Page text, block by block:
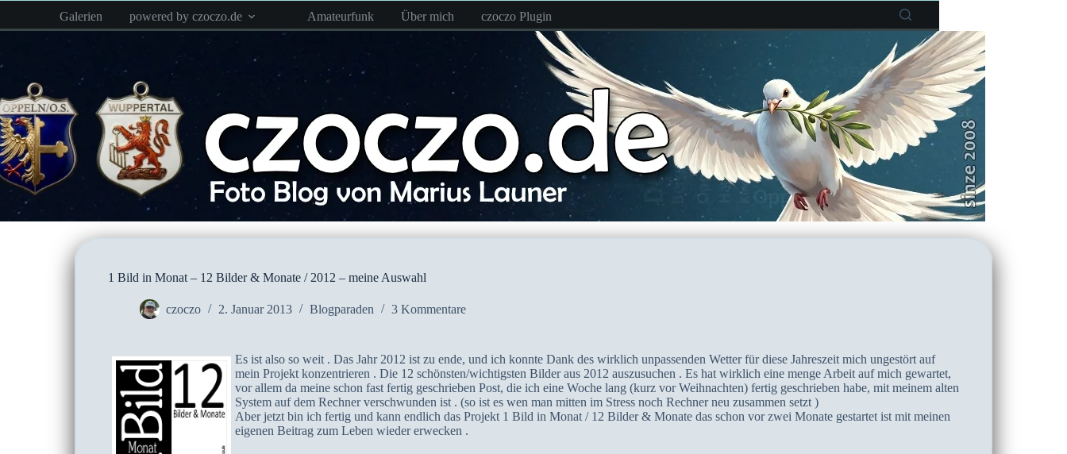
springen
Galerien powered by czoczo.de Amateurfunk Über mich czoczo Plugin
1 Bild in Monat – 12 Bilder & Monate / 2012 – meine Auswahl
czoczo 2. Januar 2013 Blogparaden 3 Kommentare
Es ist also so weit . Das Jahr 2012 ist zu ende, und ich konnte Dank des wirklich unpassenden Wetter für diese Jahreszeit mich ungestört auf
mein Projekt konzentrieren . Die 12 schönsten/wichtigsten Bilder aus 2012 auszusuchen . Es hat wirklich eine menge Arbeit auf mich gewartet,
vor allem da meine schon fast fertig geschrieben Post, die ich eine Woche lang (kurz vor Weihnachten) fertig geschrieben habe, mit meinem alten
System auf dem Rechner verschwunden ist . (so ist es wen man mitten im Stress noch Rechner neu zusammen setzt )
Aber jetzt bin ich fertig und kann endlich das Projekt 1 Bild in Monat / 12 Bilder & Monate das schon vor zwei Monate gestartet ist mit meinen
eigenen Beitrag zum Leben wieder erwecken .